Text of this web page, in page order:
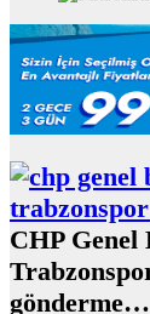
CHP Genel